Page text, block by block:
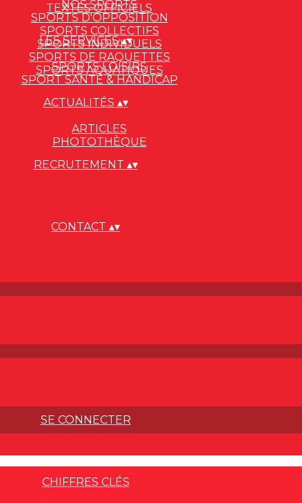
TEXTES OFFICIELS
NOS SPORTS
SPORTS D'OPPOSITION
SPORTS COLLECTIFS
SPORTS INDIVIDUELS
SPORTS DE RAQUETTES
SPORTS AQUATIQUES
LES SERVICES▴▾
SPORTS LOISIRS
SPORT SANTÉ & HANDICAP
ACTUALITÉS ▴▾
ARTICLES
PHOTOTHÈQUE
RECRUTEMENT ▴▾
CONTACT ▴▾
SE CONNECTER
CHIFFRES CLÉS